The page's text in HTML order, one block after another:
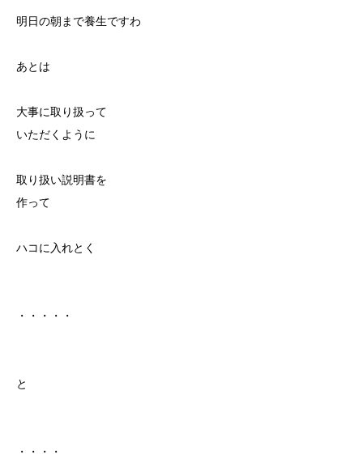
明日の朝まで養生ですわ
あとは
大事に取り扱って
いただくように
取り扱い説明書を
作って
ハコに入れとく
・・・・・
と
・・・・